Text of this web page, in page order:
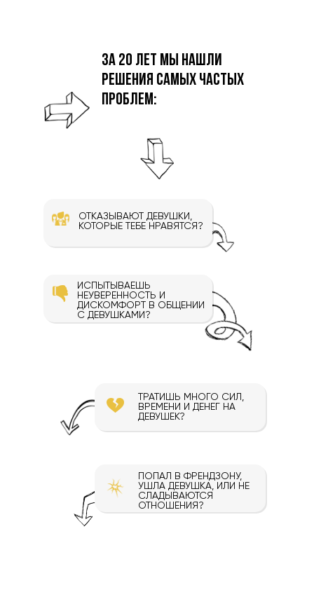
за 20 лет мы нашли
решения самых частых
проблем:
ОТКАЗЫВАЮТ ДЕВУШКИ,
КОТОРЫЕ ТЕБЕ НРАВЯТСЯ?
ИСПЫТЫВАЕШЬ
НЕУВЕРЕННОСТЬ И
ДИСКОМФОРТ В ОБЩЕНИИ
С ДЕВУШКАМИ?
ТРАТИШЬ МНОГО СИЛ,
ВРЕМЕНИ И ДЕНЕГ НА
ДЕВУШЕК?
ПОПАЛ В ФРЕНДЗОНУ,
УШЛА ДЕВУШКА, ИЛИ НЕ
СЛАДЫВАЮТСЯ
ОТНОШЕНИЯ?